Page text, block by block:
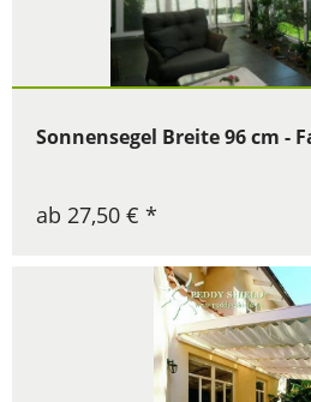
Sonnensegel Breite 96 cm -
ab 27,50 € *